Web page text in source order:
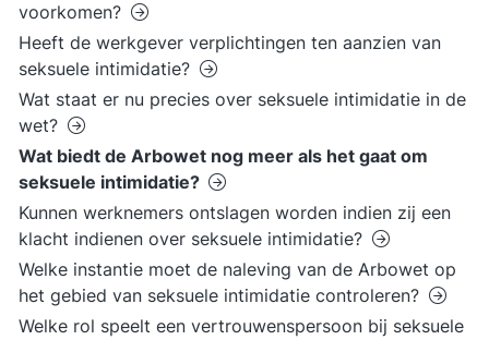
voorkomen?
Heeft de werkgever verplichtingen ten aanzien van
seksuele intimidatie?
Wat staat er nu precies over seksuele intimidatie in de
wet?
Wat biedt de Arbowet nog meer als het gaat om
seksuele intimidatie?
Kunnen werknemers ontslagen worden indien zij een
klacht indienen over seksuele intimidatie?
Welke instantie moet de naleving van de Arbowet op
het gebied van seksuele intimidatie controleren?
Welke rol speelt een vertrouwenspersoon bij seksuele